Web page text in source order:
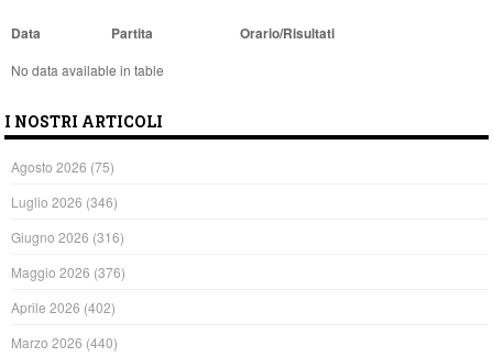
Data Partita Orario/Risultati
No data available in table
I NOSTRI ARTICOLI
Agosto 2026 (75)
Luglio 2026 (346)
Giugno 2026 (316)
Maggio 2026 (376)
Aprile 2026 (402)
Marzo 2026 (440)